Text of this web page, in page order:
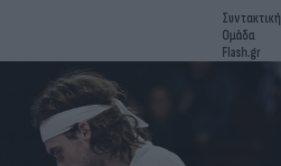
Συντακτική
Ομάδα
Flash.gr